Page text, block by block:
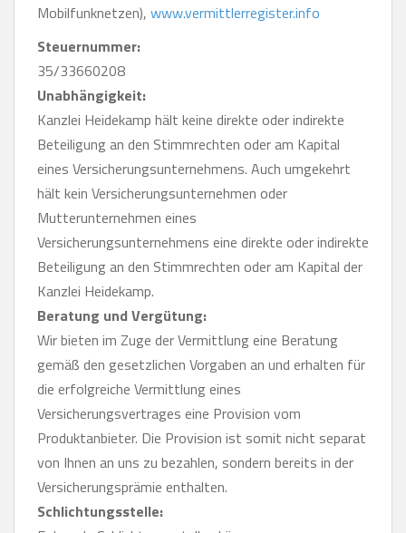
Mobilfunknetzen), www.vermittlerregister.info
Steuernummer:
35/33660208
Unabhängigkeit:
Kanzlei Heidekamp hält keine direkte oder indirekte
Beteiligung an den Stimmrechten oder am Kapital
eines Versicherungsunternehmens. Auch umgekehrt
hält kein Versicherungsunternehmen oder
Mutterunternehmen eines
Versicherungsunternehmens eine direkte oder indirekte
Beteiligung an den Stimmrechten oder am Kapital der
Kanzlei Heidekamp.
Beratung und Vergütung:
Wir bieten im Zuge der Vermittlung eine Beratung
gemäß den gesetzlichen Vorgaben an und erhalten für
die erfolgreiche Vermittlung eines
Versicherungsvertrages eine Provision vom
Produktanbieter. Die Provision ist somit nicht separat
von Ihnen an uns zu bezahlen, sondern bereits in der
Versicherungsprämie enthalten.
Schlichtungsstelle: